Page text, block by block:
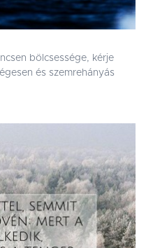
bölcsessége, kérje
és szemrehányás